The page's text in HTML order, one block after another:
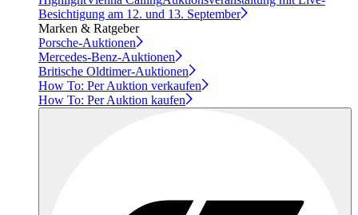
Besichtigung am 12. und 13. September
Marken & Ratgeber
Porsche-Auktionen
Mercedes-Benz-Auktionen
Britische Oldtimer-Auktionen
How To: Per Auktion verkaufen
How To: Per Auktion kaufen